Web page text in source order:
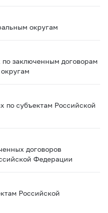
округам
заключенным договорам
по субъектам Российской
договоров
Федерации
Российской